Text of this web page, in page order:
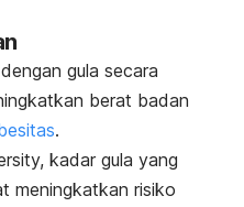
gula secara
berat badan
.
kadar gula yang
meningkatkan risiko